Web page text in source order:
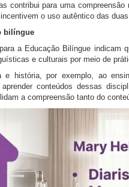
contribui para uma
o uso autêntico das
bilíngue
a Educação Bilíngue indicam
e culturais por meio de
e história, por exemplo, ao
conteúdos dessas
a compreensão tanto do